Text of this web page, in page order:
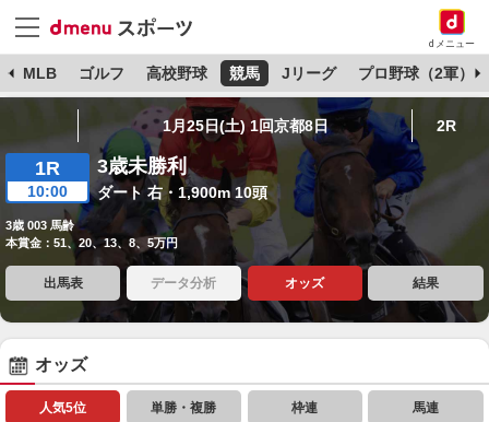
dメニュー
MLB ゴルフ 高校野球 競馬 Jリーグ プロ野球（2軍）
1月25日(土) 1回京都8日 2R
1R
10:00
3歳未勝利
ダート 右・1,900m 10頭
3歳 003 馬齢
本賞金：51、20、13、8、5万円
出馬表 データ分析 オッズ 結果
オッズ
人気5位 単勝・複勝 枠連 馬連